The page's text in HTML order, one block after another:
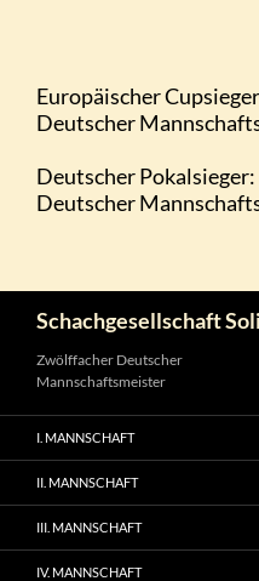
Schachgesellschaft
Zwölffacher Deutscher
Mannschaftsmeister
I. MANNSCHAFT
II. MANNSCHAFT
III. MANNSCHAFT
IV. MANNSCHAFT